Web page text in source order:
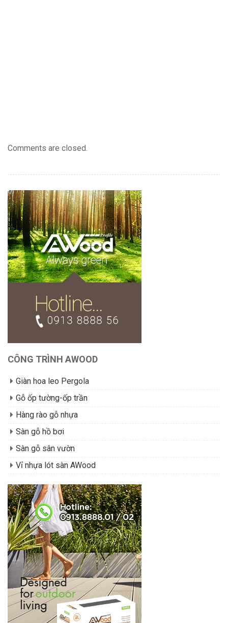
Comments are closed.
CÔNG TRÌNH AWOOD
Giàn hoa leo Pergola
Gỗ ốp tường-ốp trần
Hàng rào gỗ nhựa
Sàn gỗ hồ bơi
Sàn gỗ sân vườn
Vỉ nhựa lót sàn AWood